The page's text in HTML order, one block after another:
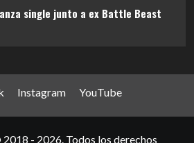
lanza single junto a ex Battle Beast
Instagram YouTube
- 2026. Todos los derechos